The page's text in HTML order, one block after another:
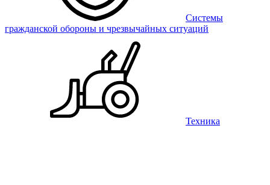
Системы
гражданской обороны и чрезвычайных ситуаций
Техника